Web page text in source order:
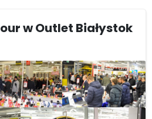
w Outlet Białystok